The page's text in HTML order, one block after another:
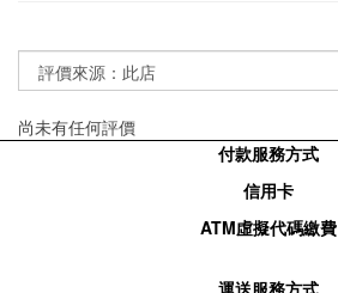
尚未有任何評價
付款服務方式
信用卡
ATM虛擬代碼繳費